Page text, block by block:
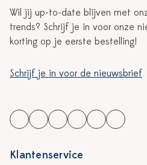
Wil jij up-to-date blijven met
trends? Schrijf je in voor onze
korting op je eerste bestelling!
Schrijf je in voor de nieuwsbrief
Klantenservice